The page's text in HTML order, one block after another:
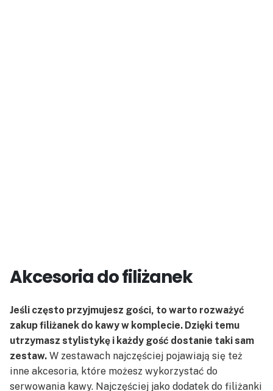
Akcesoria do filiżanek
Jeśli często przyjmujesz gości, to warto rozważyć
zakup filiżanek do kawy w komplecie. Dzięki temu
utrzymasz stylistykę i każdy gość dostanie taki sam
zestaw. W zestawach najczęściej pojawiają się też
inne akcesoria, które możesz wykorzystać do
serwowania kawy. Najczęściej jako dodatek do filiżanki